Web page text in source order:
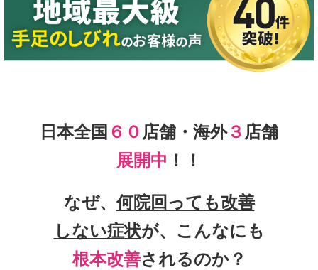
日本全国 ６０ 店舗・海外３ 店舗
展開中 ！！
なぜ、何院回っても改善
しない症状が、こんなにも
根本改善されるのか？